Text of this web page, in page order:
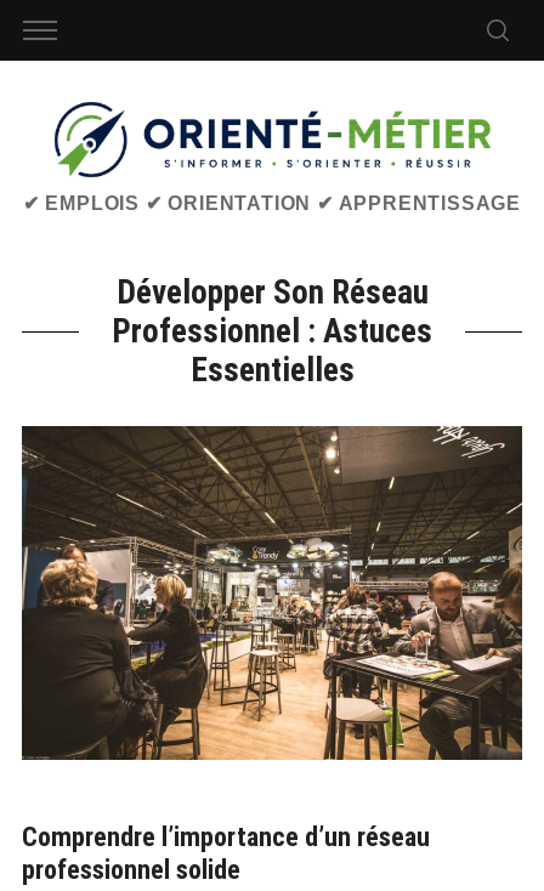
✔ EMPLOIS ✔ ORIENTATION ✔ APPRENTISSAGE
Développer Son Réseau
Professionnel : Astuces
Essentielles
Comprendre l’importance d’un réseau
professionnel solide